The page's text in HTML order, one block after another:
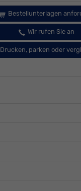
Bestellunterlagen
Wir rufen Sie an
Drucken, parken oder